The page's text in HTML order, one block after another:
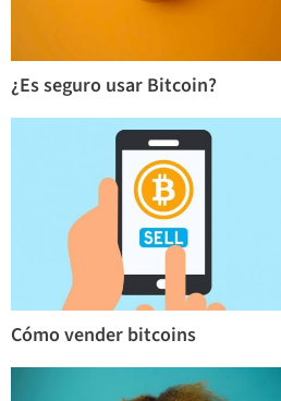
¿Es seguro usar Bitcoin?
Cómo vender bitcoins